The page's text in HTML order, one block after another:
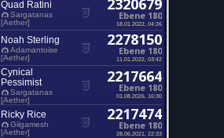
Quad Ratini
Sargatanas
[Aether]
2320679
Ebene 180
18.01.2022, 04:26
Noah Sterling
Adamantoise
[Aether]
2278150
Ebene 180
11.01.2022, 03:42
Cynical
Pessimist
Sargatanas
[Aether]
2217664
Ebene 180
01.08.2026, 16:30
Ricky Rice
Gilgamesh
[Aether]
2217474
Ebene 180
28.06.2021, 22:33